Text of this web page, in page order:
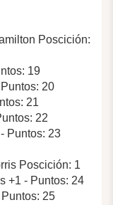
Poscición:
19
20
21
22
Puntos: 23
Poscición: 1
+1 - Puntos: 24
25